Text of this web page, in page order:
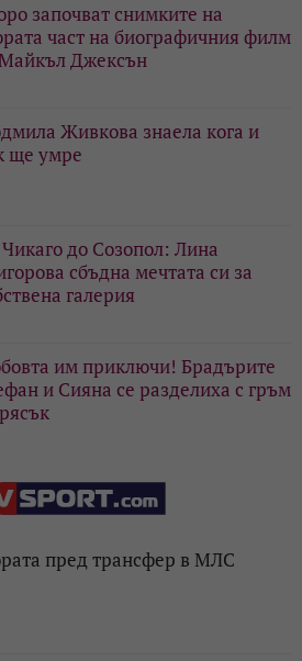
започват снимките на
част на биографичния филм
Джексън
Живкова знаела кога и
ще умре
до Созопол: Лина
сбъдна мечтата си за
галерия
им приключи! Брадърите
и Сияна се разделиха с гръм
пред трансфер в МЛС